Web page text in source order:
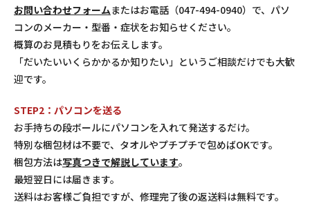
お問い合わせフォームまたはお電話（047-494-0940）で、パソ
コンのメーカー・型番・症状をお知らせください。
概算のお見積もりをお伝えします。
「だいたいいくらかかるか知りたい」というご相談だけでも大歓
迎です。
STEP2：パソコンを送る
お手持ちの段ボールにパソコンを入れて発送するだけ。
特別な梱包材は不要で、タオルやプチプチで包めばOKです。
梱包方法は写真つきで解説しています。
最短翌日には届きます。
送料はお客様ご負担ですが、修理完了後の返送料は無料です。